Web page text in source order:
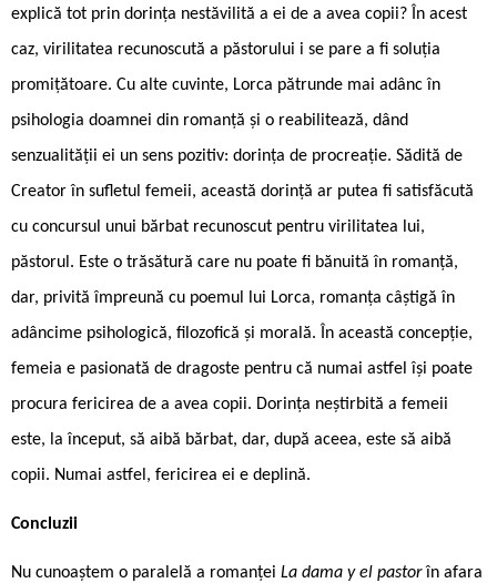
explică tot prin dorința nestăvilită a ei de a avea copii? În acest
caz, virilitatea recunoscută a păstorului i se pare a fi soluția
promițătoare. Cu alte cuvinte, Lorca pătrunde mai adânc în
psihologia doamnei din romanță și o reabilitează, dând
senzualității ei un sens pozitiv: dorința de procreație. Sădită de
Creator în sufletul femeii, această dorință ar putea fi satisfăcută
cu concursul unui bărbat recunoscut pentru virilitatea lui,
păstorul. Este o trăsătură care nu poate fi bănuită în romanță,
dar, privită împreună cu poemul lui Lorca, romanța câștigă în
adâncime psihologică, filozofică și morală. În această concepție,
femeia e pasionată de dragoste pentru că numai astfel își poate
procura fericirea de a avea copii. Dorința neștirbită a femeii
este, la început, să aibă bărbat, dar, după aceea, este să aibă
copii. Numai astfel, fericirea ei e deplină.
Concluzii
Nu cunoaștem o paralelă a romanței La dama y el pastorîn afara